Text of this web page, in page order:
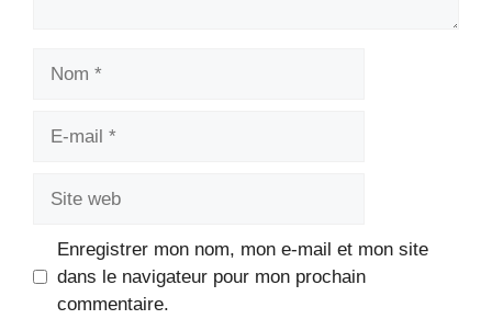
Enregistrer mon nom, mon e-mail et mon site
dans le navigateur pour mon prochain
commentaire.